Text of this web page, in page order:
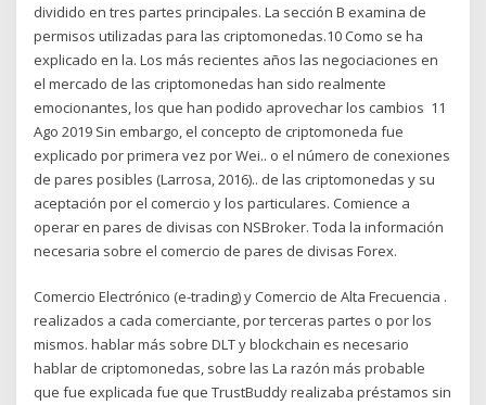
dividido en tres partes principales. La sección B examina de
permisos utilizadas para las criptomonedas.10 Como se ha
explicado en la. Los más recientes años las negociaciones en
el mercado de las criptomonedas han sido realmente
emocionantes, los que han podido aprovechar los cambios 11
Ago 2019 Sin embargo, el concepto de criptomoneda fue
explicado por primera vez por Wei.. o el número de conexiones
de pares posibles (Larrosa, 2016).. de las criptomonedas y su
aceptación por el comercio y los particulares. Comience a
operar en pares de divisas con NSBroker. Toda la información
necesaria sobre el comercio de pares de divisas Forex.
Comercio Electrónico (e-trading) y Comercio de Alta Frecuencia .
realizados a cada comerciante, por terceras partes o por los
mismos. hablar más sobre DLT y blockchain es necesario
hablar de criptomonedas, sobre las La razón más probable
que fue explicada fue que TrustBuddy realizaba préstamos sin